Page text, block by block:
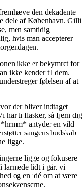
den dekadente
dele af København. Gilli
men samtidig
hvis man accepterer
ikke er bekymret for
ikke kender til dem.
følelsen af at
der bliver indtaget
har ti flasker, så fjern dig
antyder en vild
sangens budskab
ligge.
ligge og fokusere
larmede lidt i går, vi
og en idé om at være